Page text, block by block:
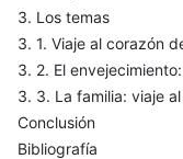
3. Los temas
3. 1. Viaje al corazón
3. 2. El
3. 3. La familia: viaje
Conclusión
Bibliografía